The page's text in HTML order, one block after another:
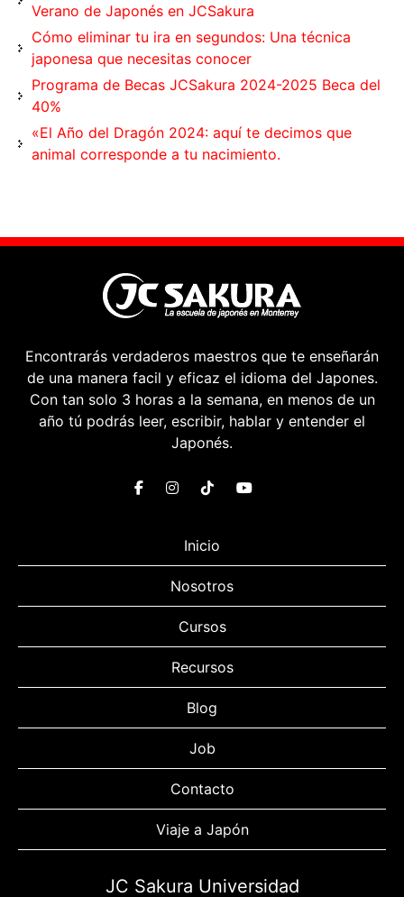
Verano de Japonés en JCSakura
Cómo eliminar tu ira en segundos: Una técnica
japonesa que necesitas conocer
Programa de Becas JCSakura 2024-2025 Beca del
40%
«El Año del Dragón 2024: aquí te decimos que
animal corresponde a tu nacimiento.
Encontrarás verdaderos maestros que te enseñarán
de una manera facil y eficaz el idioma del Japones.
Con tan solo 3 horas a la semana, en menos de un
año tú podrás leer, escribir, hablar y entender el
Japonés.
Inicio
Nosotros
Cursos
Recursos
Blog
Job
Contacto
Viaje a Japón
JC Sakura Universidad